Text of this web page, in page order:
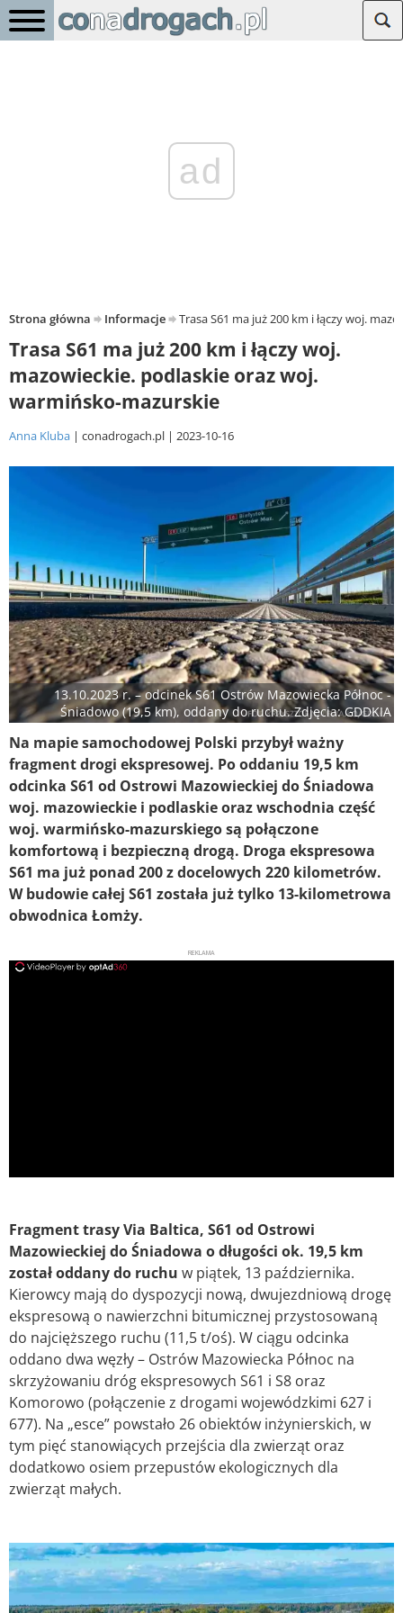
ad
Strona główna Informacje Trasa S61 ma już 200 km i łączy woj.
Trasa S61 ma już 200 km i łączy woj.
mazowieckie. podlaskie oraz woj.
warmińsko-mazurskie
Anna Kluba conadrogach.pl 2023-10-16
13.10.2023 r. – odcinek S61 Ostrów Mazowiecka Północ -
Śniadowo (19,5 km), oddany do ruchu. Zdjęcia: GDDKIA
Na mapie samochodowej Polski przybył ważny
fragment drogi ekspresowej. Po oddaniu 19,5 km
odcinka S61 od Ostrowi Mazowieckiej do Śniadowa
woj. mazowieckie i podlaskie oraz wschodnia część
woj. warmińsko-mazurskiego są połączone
komfortową i bezpieczną drogą. Droga ekspresowa
S61 ma już ponad 200 z docelowych 220 kilometrów.
W budowie całej S61 została już tylko 13-kilometrowa
obwodnica Łomży.
REKLAMA
Fragment trasy Via Baltica, S61 od Ostrowi
Mazowieckiej do Śniadowa o długości ok. 19,5 km
został oddany do ruchu w piątek, 13 października.
Kierowcy mają do dyspozycji nową, dwujezdniową drogę
ekspresową o nawierzchni bitumicznej przystosowaną
do najcięższego ruchu (11,5 t/oś). W ciągu odcinka
oddano dwa węzły – Ostrów Mazowiecka Północ na
skrzyżowaniu dróg ekspresowych S61 i S8 oraz
Komorowo (połączenie z drogami wojewódzkimi 627 i
677). Na „esce” powstało 26 obiektów inżynierskich, w
tym pięć stanowiących przejścia dla zwierząt oraz
dodatkowo osiem przepustów ekologicznych dla
zwierząt małych.